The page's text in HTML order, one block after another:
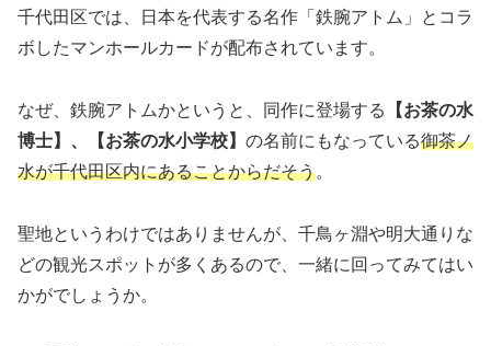
千代田区では、日本を代表する名作「鉄腕アトム」とコラ
ボしたマンホールカードが配布されています。
なぜ、鉄腕アトムかというと、同作に登場する
【お茶の水
博士】、【お茶の水小学校】 の名前にもなっている御茶ノ
水が千代田区内にあることからだそう。
聖地というわけではありませんが、千鳥ヶ淵や明大通りな
どの観光スポットが多くあるので、一緒に回ってみてはい
かがでしょうか。